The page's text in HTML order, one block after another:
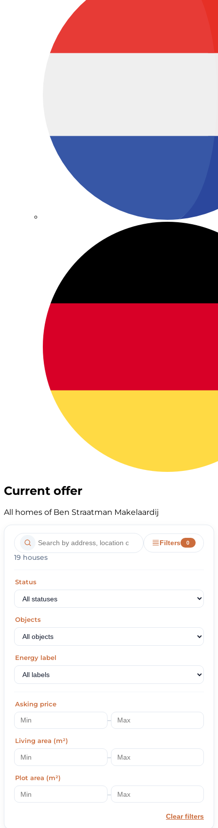
Current offer
All homes of Ben Straatman Makelaardij
Filters 0
19 houses
Status
Objects
Energy label
Asking price
–
Living area (m²)
–
Plot area (m²)
–
Clear filters